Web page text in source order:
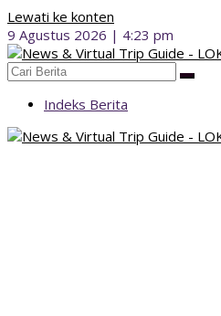
Lewati ke konten
9 Agustus 2026 | 4:23 pm
Indeks Berita